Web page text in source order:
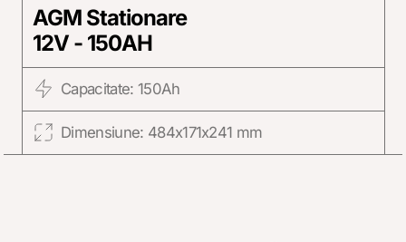
AGM Stationare
12V - 150AH
Capacitate: 150Ah
Dimensiune: 484x171x241 mm